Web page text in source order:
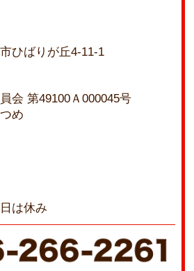
ひばりが丘4-11-1
会 第49100Ａ000045号
め
は休み